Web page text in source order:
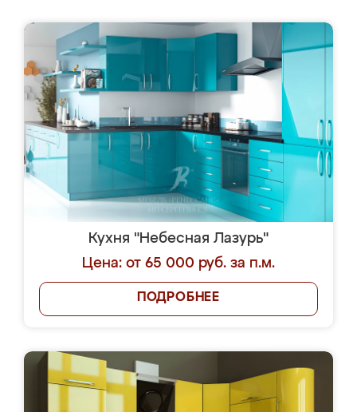
Кухня "Небесная Лазурь"
Цена: от 65 000 руб. за п.м.
ПОДРОБНЕЕ